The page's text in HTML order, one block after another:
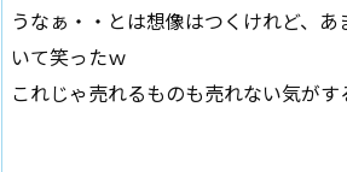
うなぁ・・とは想像はつくけれど、
いて笑ったｗ
これじゃ売れるものも売れない気がす